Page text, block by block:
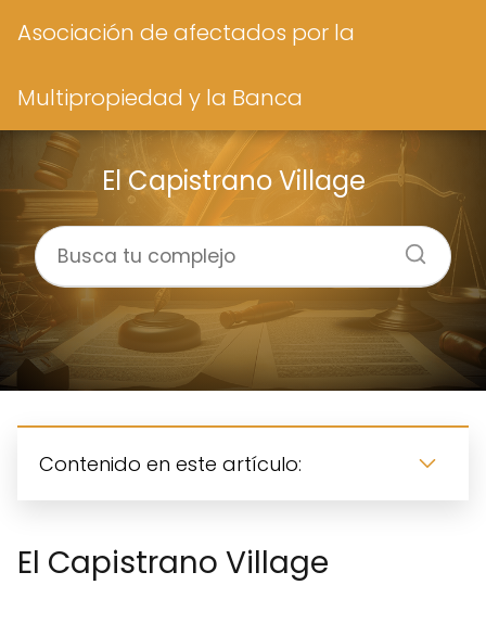
Asociación de afectados por la
Multipropiedad y la Banca
El Capistrano Village
Contenido en este artículo:
El Capistrano Village